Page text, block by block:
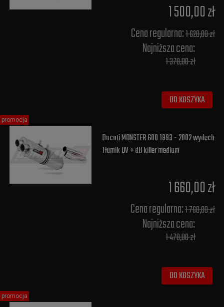
1 500,00 zł
Cena regularna:1 620,00 zł
Najniższa cena:
1 378,00 zł
DO KOSZYKA
Ducati MONSTER 600 1993 - 2002 wydech
Tłumik OV + dB killer medium
1 660,00 zł
Cena regularna:1 760,00 zł
Najniższa cena:
1 478,00 zł
DO KOSZYKA
promocja
promocja